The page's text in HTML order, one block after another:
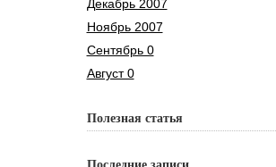
Декабрь 2007
Ноябрь 2007
Сентябрь 0
Август 0
Полезная статья